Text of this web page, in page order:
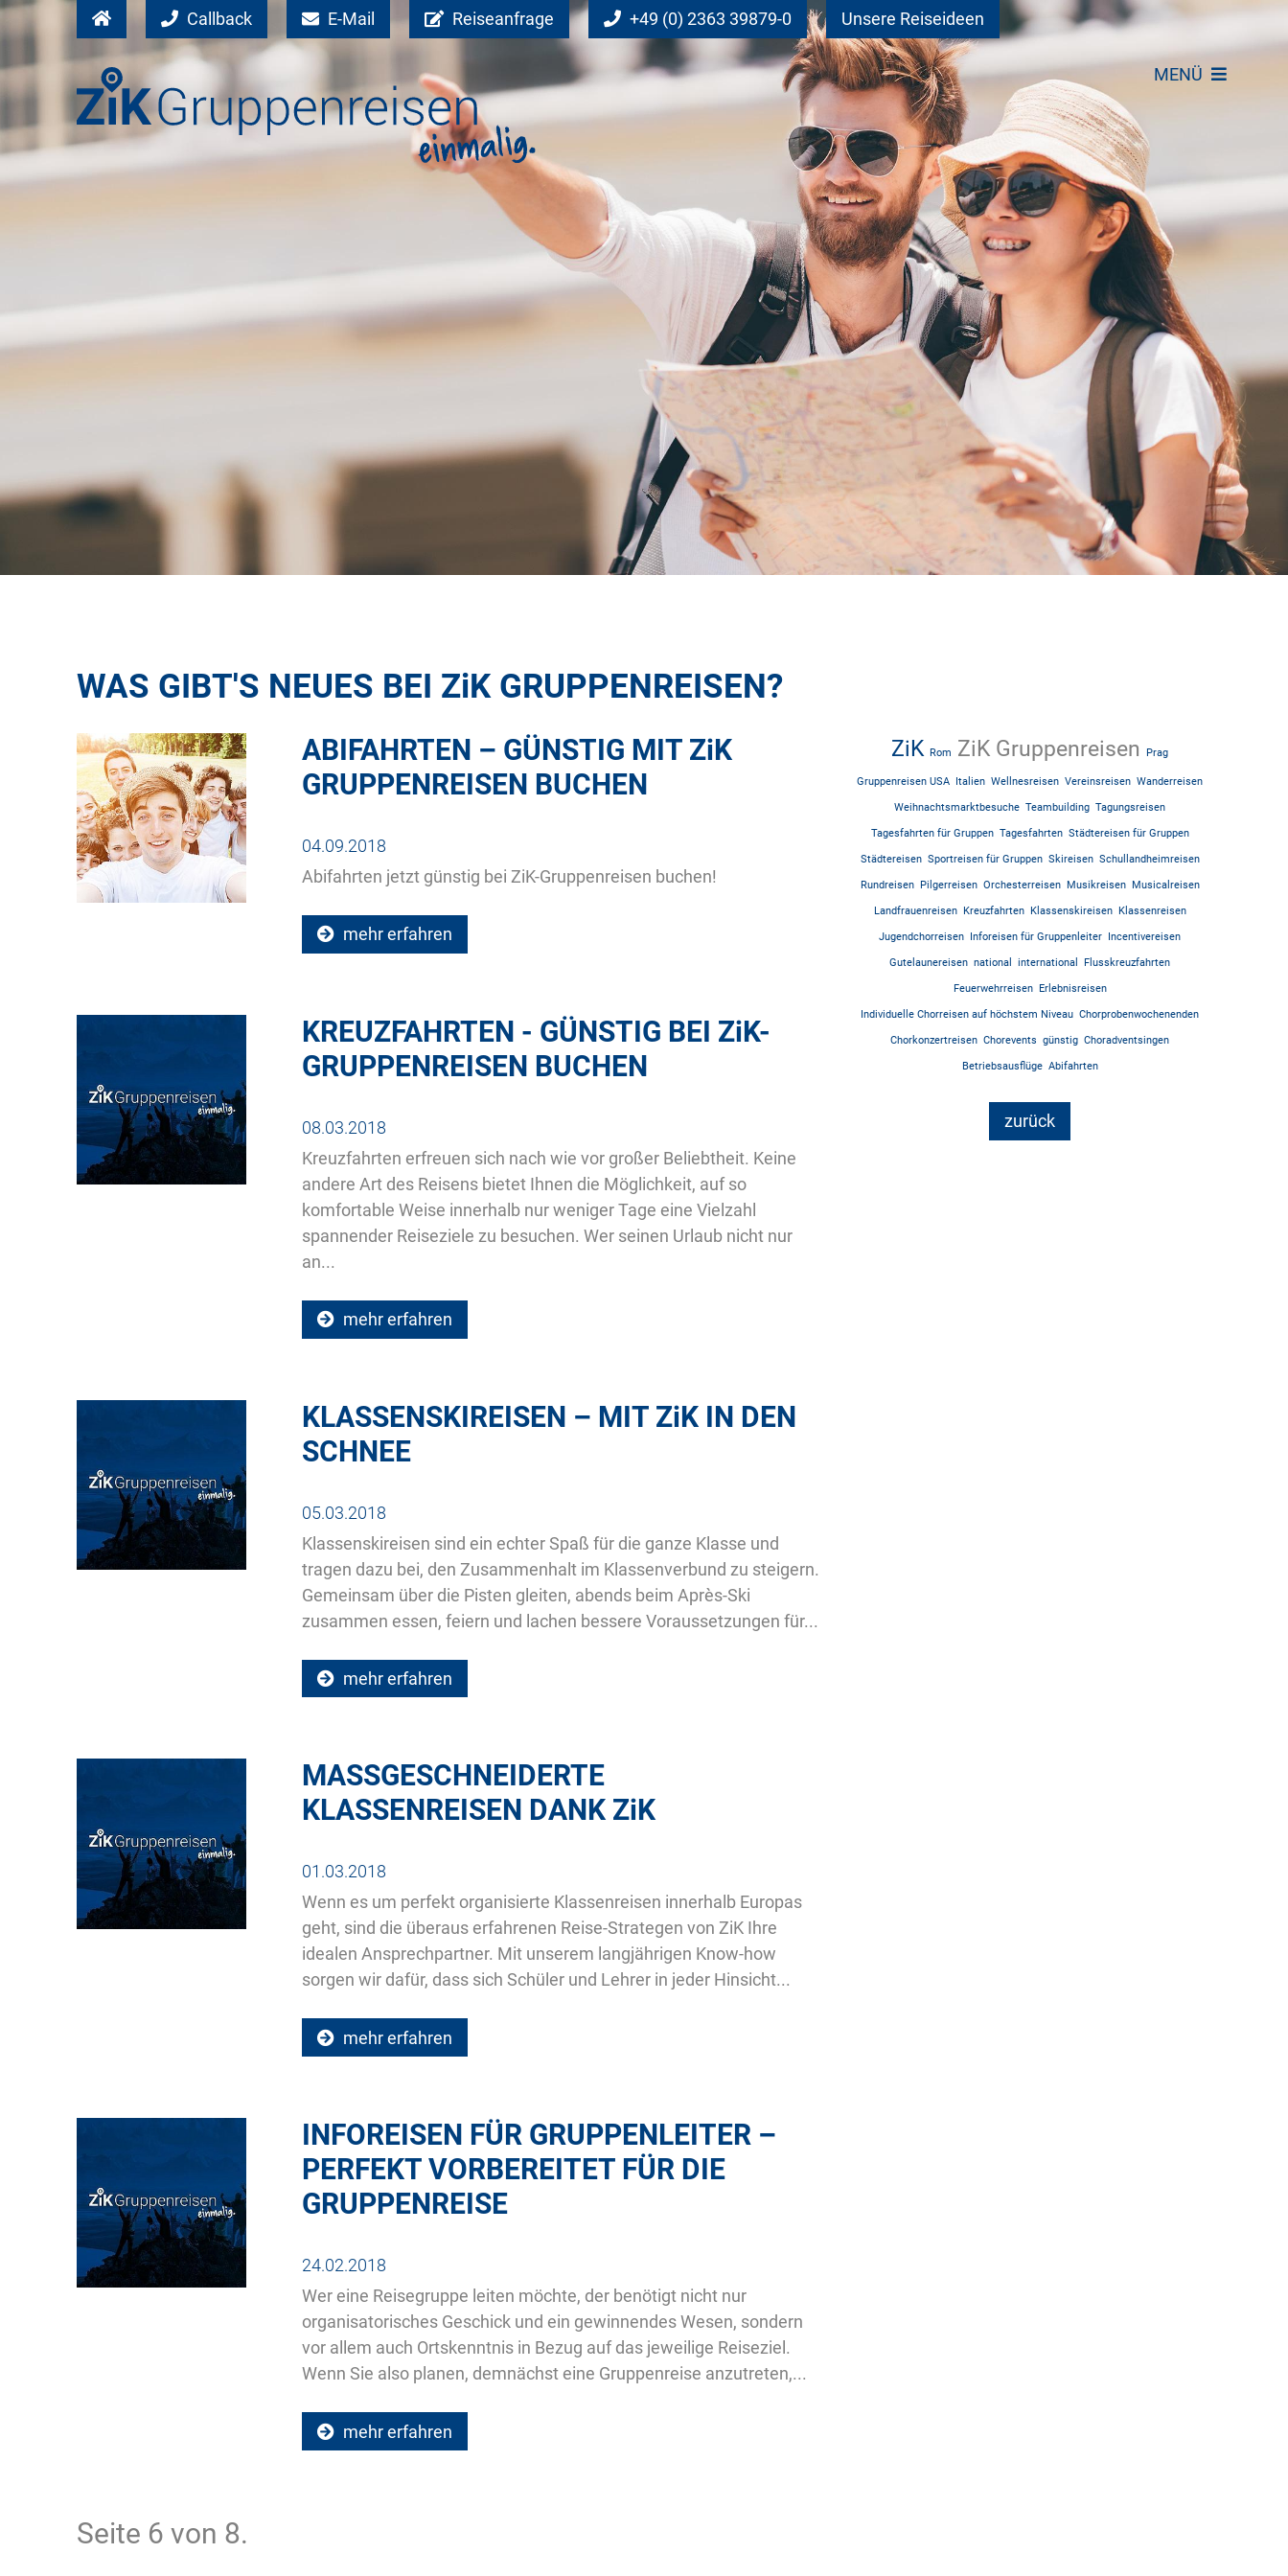
Callback E-Mail Reiseanfrage +49 (0) 2363 39879-0 Unsere Reiseideen
MENÜ
WAS GIBT'S NEUES BEI ZiKGRUPPENREISEN?
ABIFAHRTEN – GÜNSTIG MIT ZiK
GRUPPENREISEN BUCHEN
04.09.2018
Abifahrten jetzt günstig bei ZiK-Gruppenreisen buchen!
mehr erfahren
KREUZFAHRTEN - GÜNSTIG BEI ZiK-
GRUPPENREISEN BUCHEN
08.03.2018
Kreuzfahrten erfreuen sich nach wie vor großer Beliebtheit. Keine
andere Art des Reisens bietet Ihnen die Möglichkeit, auf so
komfortable Weise innerhalb nur weniger Tage eine Vielzahl
spannender Reiseziele zu besuchen. Wer seinen Urlaub nicht nur
an...
mehr erfahren
KLASSENSKIREISEN – MIT ZiKIN DEN
SCHNEE
05.03.2018
Klassenskireisen sind ein echter Spaß für die ganze Klasse und
tragen dazu bei, den Zusammenhalt im Klassenverbund zu steigern.
Gemeinsam über die Pisten gleiten, abends beim Après-Ski
zusammen essen, feiern und lachen bessere Voraussetzungen für...
mehr erfahren
MASSGESCHNEIDERTE K
LASSENREISEN DANK ZiK
01.03.2018
Wenn es um perfekt organisierte Klassenreisen innerhalb Europas
geht, sind die überaus erfahrenen Reise-Strategen von ZiK Ihre
idealen Ansprechpartner. Mit unserem langjährigen Know-how
sorgen wir dafür, dass sich Schüler und Lehrer in jeder Hinsicht...
mehr erfahren
INFOREISEN FÜR GRUPPENLEITER –
PERFEKT VORBEREITET FÜR DIE
GRUPPENREISE
24.02.2018
Wer eine Reisegruppe leiten möchte, der benötigt nicht nur
organisatorisches Geschick und ein gewinnendes Wesen, sondern
vor allem auch Ortskenntnis in Bezug auf das jeweilige Reiseziel.
Wenn Sie also planen, demnächst eine Gruppenreise anzutreten,...
mehr erfahren
Seite 6 von 8.
ZiK Rom ZiK Gruppenreisen Prag
Gruppenreisen USA Italien Wellnesreisen Vereinsreisen Wanderreisen
Weihnachtsmarktbesuche Teambuilding Tagungsreisen
Tagesfahrten für Gruppen Tagesfahrten Städtereisen für Gruppen
Städtereisen Sportreisen für Gruppen Skireisen Schullandheimreisen
Rundreisen Pilgerreisen Orchesterreisen Musikreisen Musicalreisen
Landfrauenreisen Kreuzfahrten Klassenskireisen Klassenreisen
Jugendchorreisen Inforeisen für Gruppenleiter Incentivereisen
Gutelaunereisen national international Flusskreuzfahrten
Feuerwehrreisen Erlebnisreisen
Individuelle Chorreisen auf höchstem Niveau Chorprobenwochenenden
Chorkonzertreisen Chorevents günstig Choradventsingen
Betriebsausflüge Abifahrten
zurück